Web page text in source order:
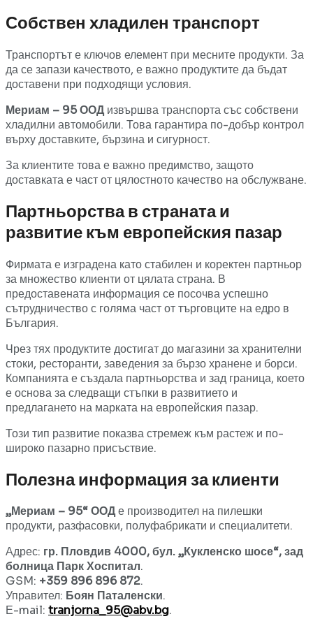
Собствен хладилен транспорт
Транспортът е ключов елемент при месните продукти. За
да се запази качеството, е важно продуктите да бъдат
доставени при подходящи условия.
Мериам – 95 ООД извършва транспорта със собствени
хладилни автомобили. Това гарантира по-добър контрол
върху доставките, бързина и сигурност.
За клиентите това е важно предимство, защото
доставката е част от цялостното качество на обслужване.
Партньорства в страната и
развитие към европейския пазар
Фирмата е изградена като стабилен и коректен партньор
за множество клиенти от цялата страна. В
предоставената информация се посочва успешно
сътрудничество с голяма част от търговците на едро в
България.
Чрез тях продуктите достигат до магазини за хранителни
стоки, ресторанти, заведения за бързо хранене и борси.
Компанията е създала партньорства и зад граница, което
е основа за следващи стъпки в развитието и
предлагането на марката на европейския пазар.
Този тип развитие показва стремеж към растеж и по-
широко пазарно присъствие.
Полезна информация за клиенти
„Мериам – 95“ ООДе производител на пилешки
продукти, разфасовки, полуфабрикати и специалитети.
Адрес: гр. Пловдив 4000, бул. „Кукленско шосе“, зад
болница Парк Хоспитал.
GSM: +359 896 896 872.
Управител: Боян Паталенски.
Е-mail: tranjorna_95@abv.bg.